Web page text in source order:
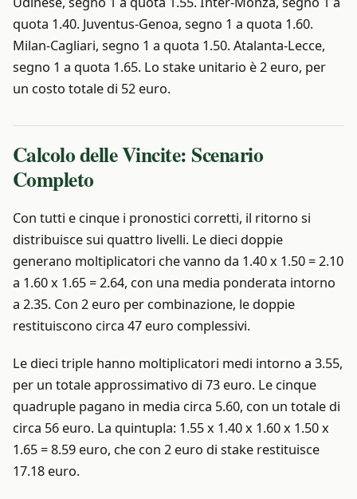
quota 1.40. Juventus-Genoa, segno 1 a quota 1.60.
Milan-Cagliari, segno 1 a quota 1.50. Atalanta-Lecce,
segno 1 a quota 1.65. Lo stake unitario è 2 euro, per
un costo totale di 52 euro.
Calcolo delle Vincite: Scenario
Completo
Con tutti e cinque i pronostici corretti, il ritorno si
distribuisce sui quattro livelli. Le dieci doppie
generano moltiplicatori che vanno da 1.40 x 1.50 = 2.10
a 1.60 x 1.65 = 2.64, con una media ponderata intorno
a 2.35. Con 2 euro per combinazione, le doppie
restituiscono circa 47 euro complessivi.
Le dieci triple hanno moltiplicatori medi intorno a 3.55,
per un totale approssimativo di 73 euro. Le cinque
quadruple pagano in media circa 5.60, con un totale di
circa 56 euro. La quintupla: 1.55 x 1.40 x 1.60 x 1.50 x
1.65 = 8.59 euro, che con 2 euro di stake restituisce
17.18 euro.